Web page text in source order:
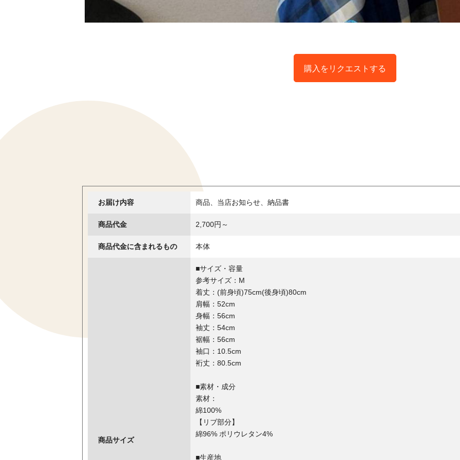
購入をリクエストする
お届け内容 商品、当店お知らせ、納品書
商品代金 2,700円～
商品代金に含まれるもの 本体
商品サイズ
■サイズ・容量
参考サイズ：M
着丈：(前身頃)75cm(後身頃)80cm
肩幅：52cm
身幅：56cm
袖丈：54cm
裾幅：56cm
袖口：10.5cm
裄丈：80.5cm
■素材・成分
素材：
綿100%
【リブ部分】
綿96% ポリウレタン4%
■生産地